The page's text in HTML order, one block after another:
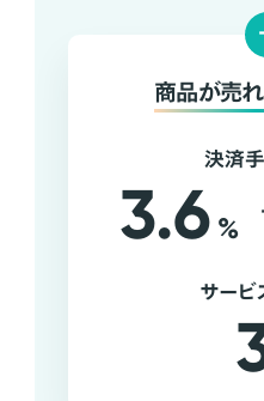
商品が売
決済
3.6 %
サービ